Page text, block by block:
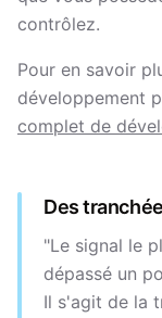
contrôlez.
Pour en savoir
développement
complet de
Des
"Le signal le
dépassé un
Il s'agit de la